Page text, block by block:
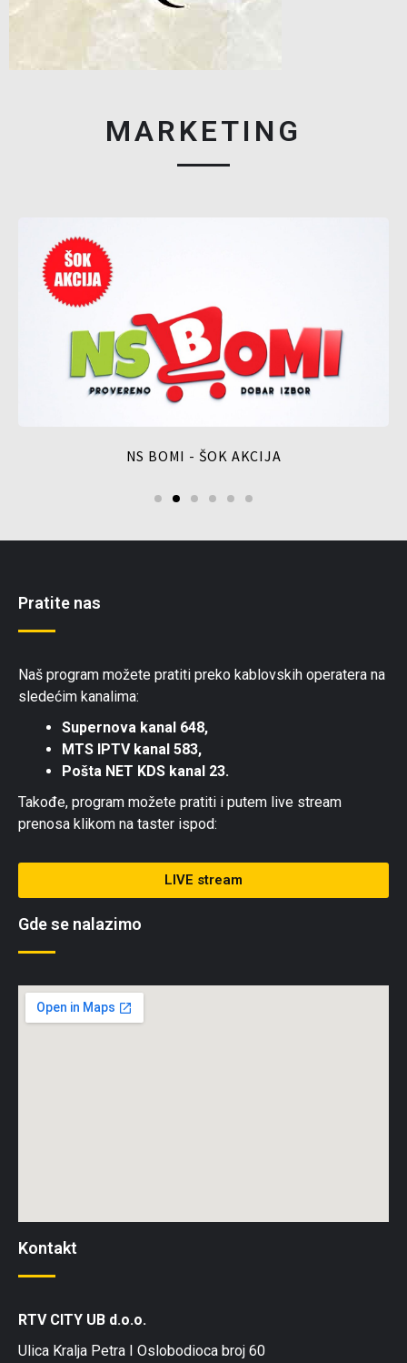
MARKETING
NS BOMI - ŠOK AKCIJA
Pratite nas
Naš program možete pratiti preko kablovskih operatera na
sledećim kanalima:
Supernova kanal 648,
MTS IPTV kanal 583,
Pošta NET KDS kanal 23.
Takođe, program možete pratiti i putem live stream
prenosa klikom na taster ispod:
LIVE stream
Gde se nalazimo
Kontakt
RTV CITY UB d.o.o.
Ulica Kralja Petra I Oslobodioca broj 60